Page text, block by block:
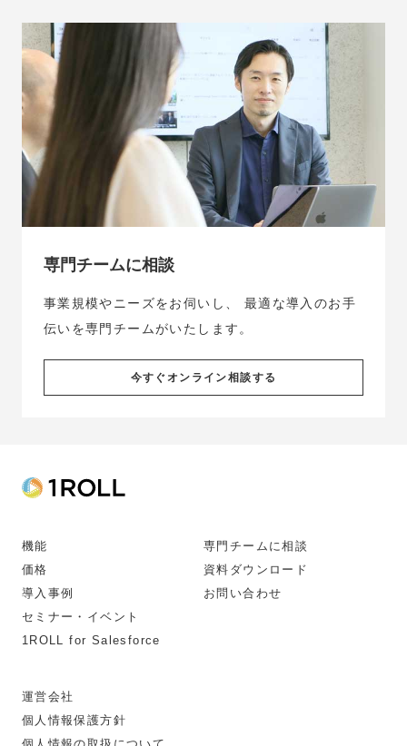
専門チームに相談
事業規模やニーズをお伺いし、
最適な導入のお手
伝いを専門チームがいたします。
今すぐオンライン相談する
機能
価格
導入事例
セミナー・イベント
1ROLL for Salesforce
専門チームに相談
資料ダウンロード
お問い合わせ
運営会社
個人情報保護方針